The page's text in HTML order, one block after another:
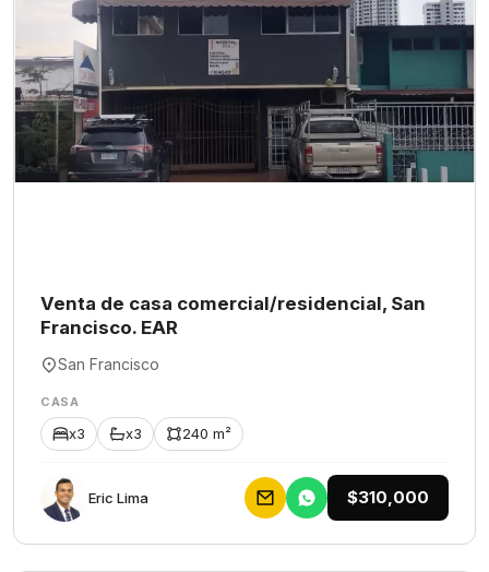
Venta de casa comercial/residencial, San
Francisco. EAR
San Francisco
CASA
x3 x3 240 m²
Eric Lima $310,000